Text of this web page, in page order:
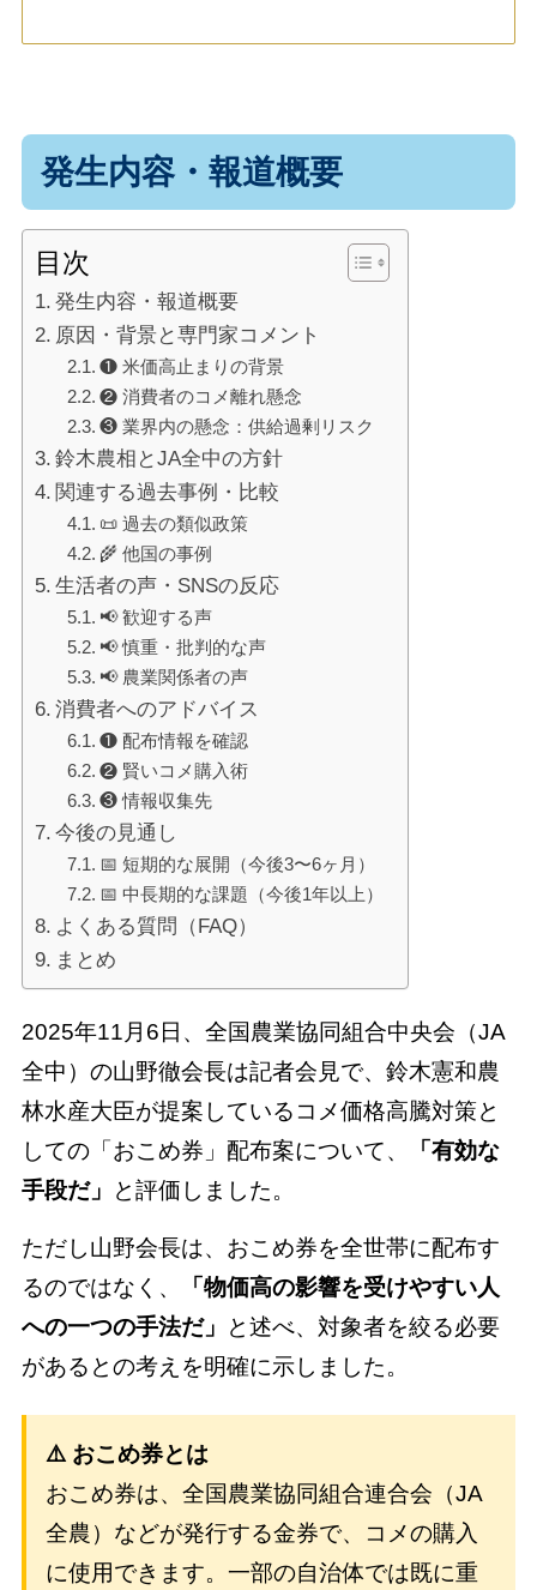
発生内容・報道概要
目次
発生内容・報道概要
原因・背景と専門家コメント
❶ 米価高止まりの背景
❷ 消費者のコメ離れ懸念
❸ 業界内の懸念：供給過剰リスク
鈴木農相とJA全中の方針
関連する過去事例・比較
📜 過去の類似政策
🌾 他国の事例
生活者の声・SNSの反応
📢 歓迎する声
📢 慎重・批判的な声
📢 農業関係者の声
消費者へのアドバイス
❶ 配布情報を確認
❷ 賢いコメ購入術
❸ 情報収集先
今後の見通し
📅 短期的な展開（今後3〜6ヶ月）
📅 中長期的な課題（今後1年以上）
よくある質問（FAQ）
まとめ
2025年11月6日、全国農業協同組合中央会（JA
全中）の山野徹会長は記者会見で、鈴木憲和農
林水産大臣が提案しているコメ価格高騰対策と
しての「おこめ券」配布案について、
「有効な
手段だ」
と評価しました。
ただし山野会長は、おこめ券を全世帯に配布す
るのではなく、
「物価高の影響を受けやすい人
への一つの手法だ」
と述べ、対象者を絞る必要
があるとの考えを明確に示しました。
⚠️ おこめ券とは
おこめ券は、全国農業協同組合連合会（JA
全農）などが発行する金券で、コメの購入
に使用できます。一部の自治体では既に重